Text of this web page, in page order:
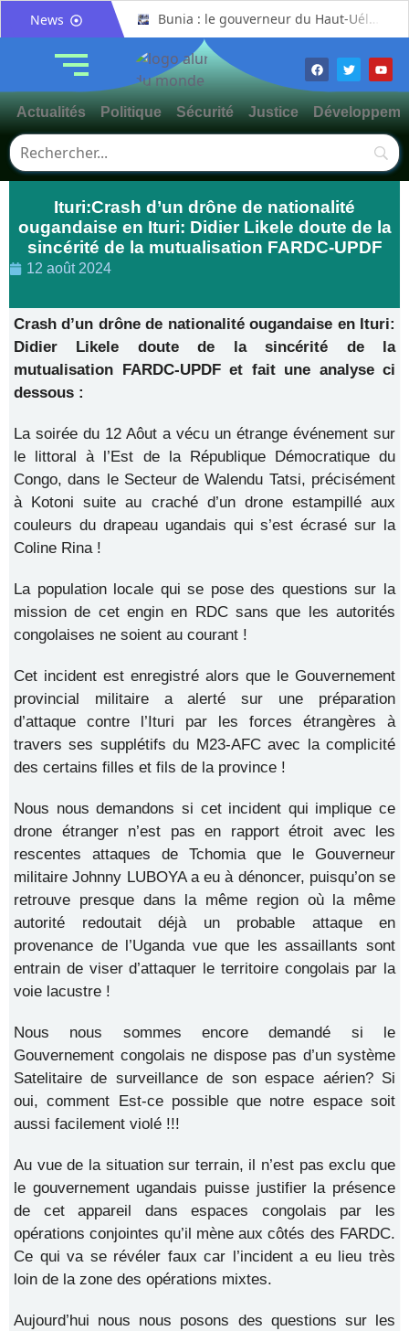
News
Bunia : le gouverneur du Haut-Uélé, Jean Bakomito Gambu, en mission de travail pour renforcer la coordination sécuritaire et sanitaire avec l’Ituri
Bunia : l’AIDAC-ASBL organise une prière d’action de grâce en l’honneur des finalistes musulmans admis à l’Examen d’État édition 2026
Ituri : un centre de traitement Ebola de plus de 100 lits ouvre ses portes pour renforcer la riposte
Ituri / Riposte contre Ebola : World Vision forme 50 leaders religieux à Bunia pour transformer la foi en actions contre Ebola
Djugu : l’ASADS et ALCAM sensibilisent près de 300 déplacés de Plaine Savo sur la protection des enfants et la cohésion sociale
Nord-Kivu : la MONUSCO évacue deux rescapés d’un crash aérien et rapatrie le corps d’une victime à Beni
Actualités Politique Sécurité Justice
Ituri:Crash d’un drône de nationalité
ougandaise en Ituri: Didier Likele doute de la
sincérité de la mutualisation FARDC-UPDF
12 août 2024
Crash d’un drône de nationalité ougandaise en Ituri:
Didier Likele doute de la sincérité de la
mutualisation FARDC-UPDF et fait une analyse ci
dessous :
La soirée du 12 Aôut a vécu un étrange événement sur
le littoral à l’Est de la République Démocratique du
Congo, dans le Secteur de Walendu Tatsi, précisément
à Kotoni suite au craché d’un drone estampillé aux
couleurs du drapeau ugandais qui s’est écrasé sur la
Coline Rina !
La population locale qui se pose des questions sur la
mission de cet engin en RDC sans que les autorités
congolaises ne soient au courant !
Cet incident est enregistré alors que le Gouvernement
provincial militaire a alerté sur une préparation
d’attaque contre l’Ituri par les forces étrangères à
travers ses supplétifs du M23-AFC avec la complicité
des certains filles et fils de la province !
Nous nous demandons si cet incident qui implique ce
drone étranger n’est pas en rapport étroit avec les
rescentes attaques de Tchomia que le Gouverneur
militaire Johnny LUBOYA a eu à dénoncer, puisqu’on se
retrouve presque dans la même region où la même
autorité redoutait déjà un probable attaque en
provenance de l’Uganda vue que les assaillants sont
entrain de viser d’attaquer le territoire congolais par la
voie lacustre !
Nous nous sommes encore demandé si le
Gouvernement congolais ne dispose pas d’un système
Satelitaire de surveillance de son espace aérien? Si
oui, comment Est-ce possible que notre espace soit
aussi facilement violé !!!
Au vue de la situation sur terrain, il n’est pas exclu que
le gouvernement ugandais puisse justifier la présence
de cet appareil dans espaces congolais par les
opérations conjointes qu’il mène aux côtés des FARDC.
Ce qui va se révéler faux car l’incident a eu lieu très
loin de la zone des opérations mixtes.
Aujourd’hui nous nous posons des questions sur les